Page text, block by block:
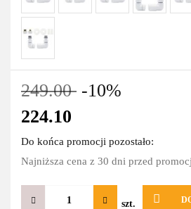
249.00 -10%
224.10
Do końca promocji pozostało:
Najniższa cena z 30 dni przed
szt.